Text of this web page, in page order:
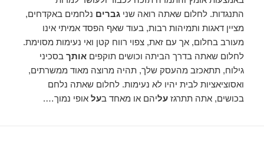
התנגדות. לחלום שאתה רואה שניגברים נלחמים באקדחים,
מציין דאגות ותמיהות רבות, בעוד שאף הפסד אמיתי אינו
מעורב בחלום, אך עם זאת, צפוי רווח קטן ואי נעימות מסוימת.
לחלום שאתה בדרך הביתה וכושים תוקפיםאותך בסכיני
גילוח, תתאכזב מהעסק שלך, תהיה מרוצה מאוד ממשרתים,
ואסוציאציות לבית יהיו לא נעימות. לחלום שאתה נלחם
בכושים, אתה תתרגזעליהם או מאחד בעל אופי נמוך….